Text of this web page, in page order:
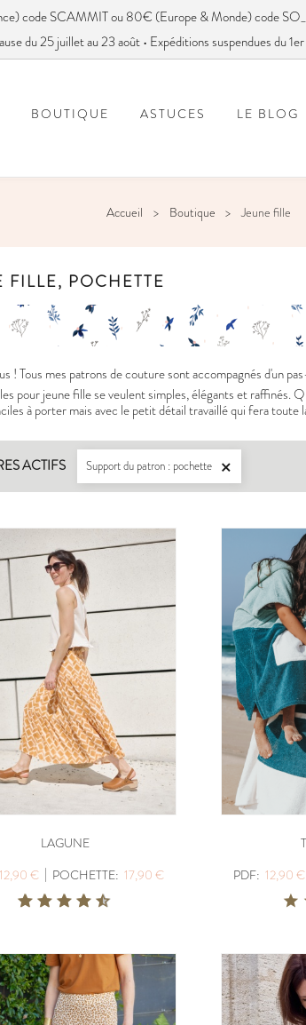
code SCAMMIT ou 80€ (Europe & Monde) code
du 25 juillet au 23 août • Expéditions suspendues du
BOUTIQUE ASTUCES LE BLOG
Accueil Boutique Jeune fille
LISERON
PDF:12,90 €
17,90 €
EUGENIE
PDF: 11,90 €
VIREVOLTE
FILLE, POCHETTE
! Tous mes patrons de couture sont accompagnés d'un
pour jeune fille se veulent simples, élégants et raffinés.
à porter mais avec le petit détail travaillé qui fera toute
ACTIFS Support du patron : pochette 
LAGUNE
€| POCHETTE: 17,90 €
PDF: 12,90 €